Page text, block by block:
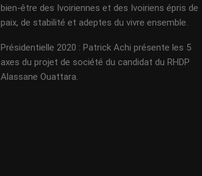
bien-être des Ivoiriennes et des Ivoiriens épris de
paix, de stabilité et adeptes du vivre ensemble.
Présidentielle 2020 : Patrick Achi présente les 5
axes du projet de société du candidat du RHDP
Alassane Ouattara.